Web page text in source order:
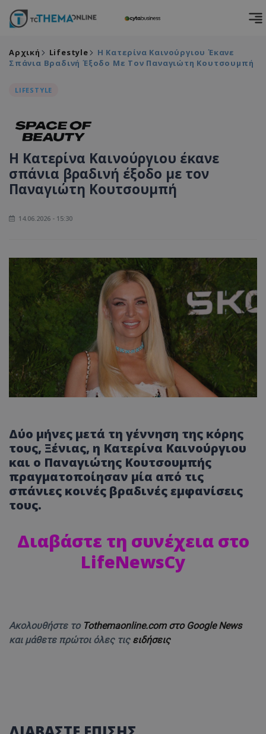
Αρχική Lifestyle
Η Κατερίνα Καινούργιου Έκανε
Σπάνια Βραδινή Έξοδο Με Τον Παναγιώτη Κουτσουμπή
LIFESTYLE
Η Κατερίνα Καινούργιου έκανε
σπάνια βραδινή έξοδο με τον
Παναγιώτη Κουτσουμπή
14.06.2026 - 15:30
Δύο μήνες μετά τη γέννηση της κόρης
τους, Ξένιας, η Κατερίνα Καινούργιου
και ο Παναγιώτης Κουτσουμπής
πραγματοποίησαν μία από τις
σπάνιες κοινές βραδινές εμφανίσεις
τους.
Διαβάστε τη συνέχεια στο
LifeNewsCy
Ακολουθήστε το Tothemaonline.com στο Google News
και μάθετε πρώτοι όλες τις ειδήσεις